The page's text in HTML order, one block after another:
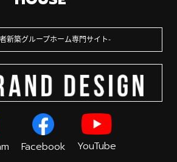
新築グループホーム専門サイト
Facebook YouTube